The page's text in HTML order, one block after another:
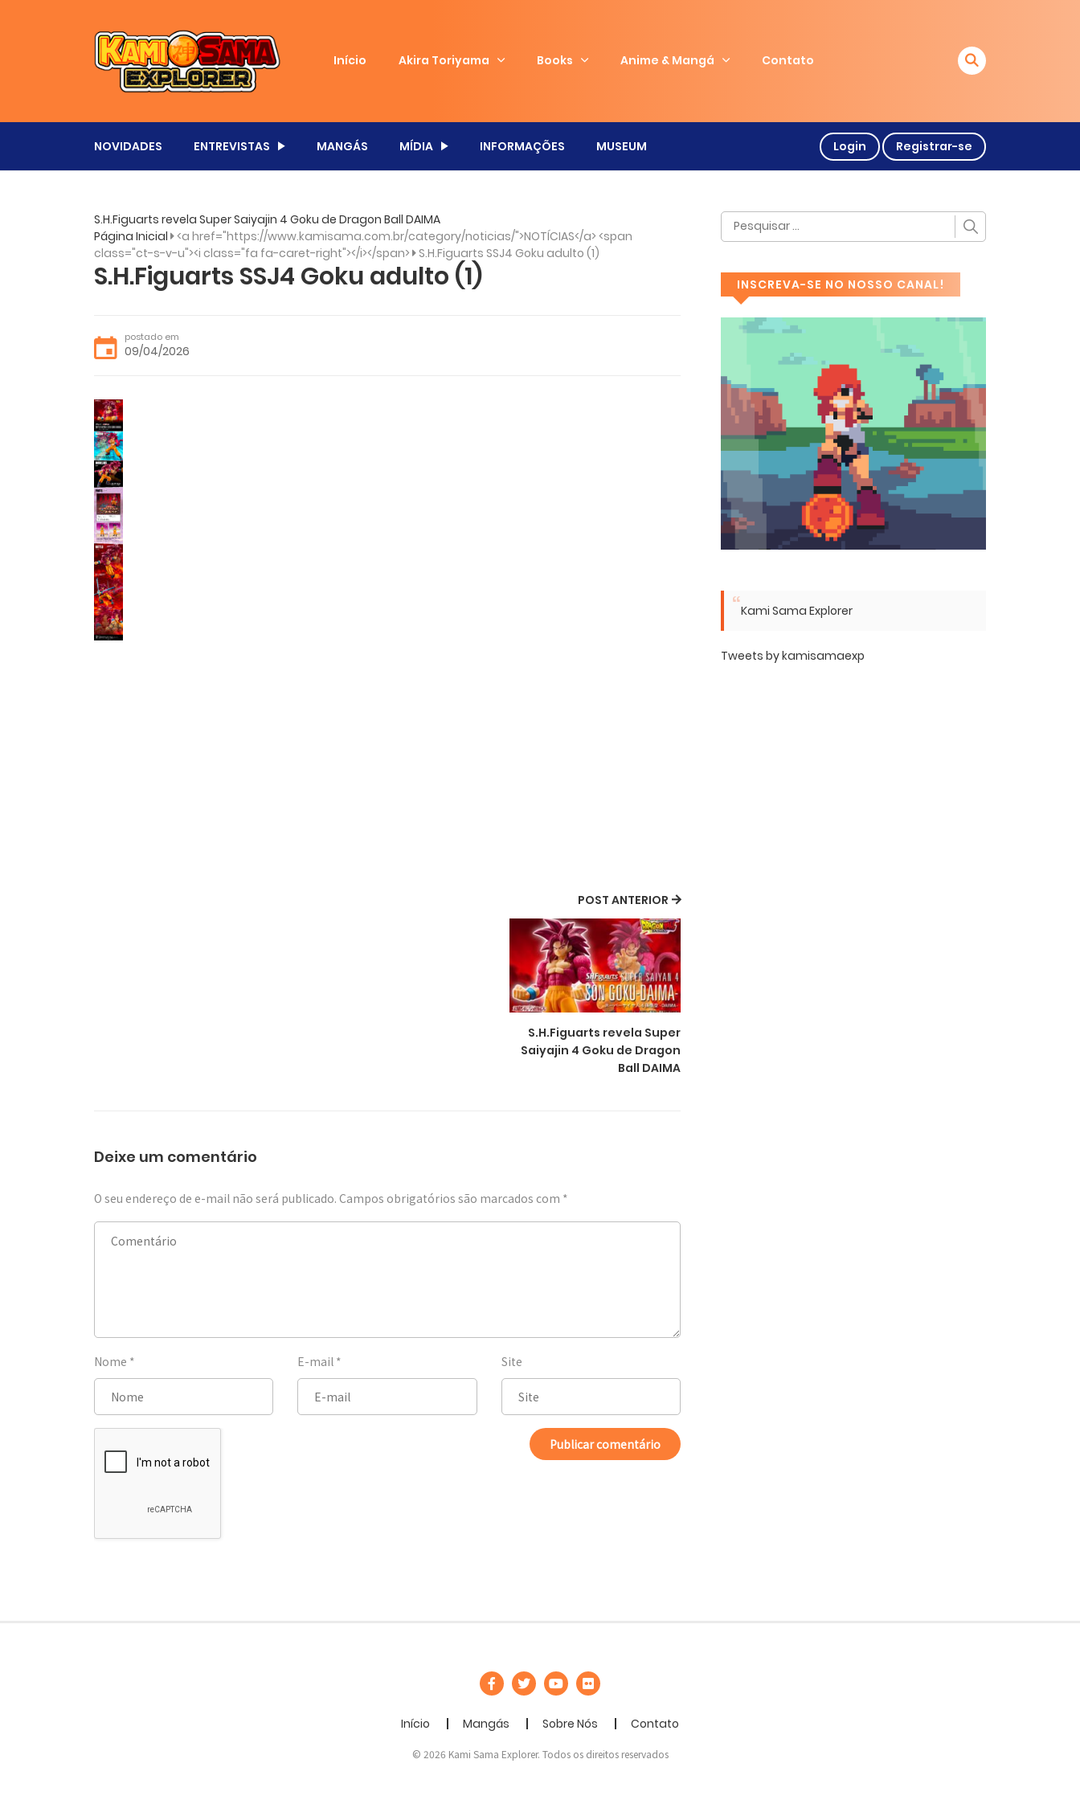
Início Akira Toriyama Books Anime & Mangá Contato
NOVIDADES ENTREVISTAS MANGÁS MÍDIA INFORMAÇÕES MUSEUM Login Registrar-se
S.H.Figuarts revela Super Saiyajin 4 Goku de Dragon Ball DAIMA
Página Inicial <a href="https://www.kamisama.com.br/category/noticias/">NOTÍCIAS</a> <span
class="ct-s-v-u"><i class="fa fa-caret-right"></i></span> S.H.Figuarts SSJ4 Goku adulto (1)
S.H.Figuarts SSJ4 Goku adulto (1)
postado em
09/04/2026
POST ANTERIOR
S.H.Figuarts revela Super
Saiyajin 4 Goku de Dragon
Ball DAIMA
Deixe um comentário
O seu endereço de e-mail não será publicado. Campos obrigatórios são marcados com *
Nome * E-mail * Site
INSCREVA-SE NO NOSSO CANAL!
Kami Sama Explorer
Tweets by kamisamaexp
Início Mangás Sobre Nós Contato
© 2026 Kami Sama Explorer. Todos os direitos reservados